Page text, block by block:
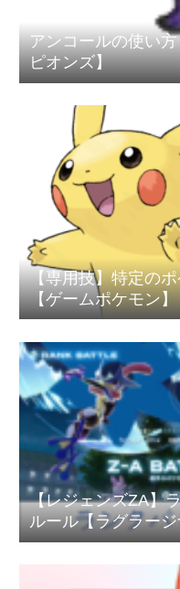
アンコールの使い
ピオンズ】
【専用技】特定の
【ゲームポケモン】
【レジェンズZA】
ルール【ラグラー